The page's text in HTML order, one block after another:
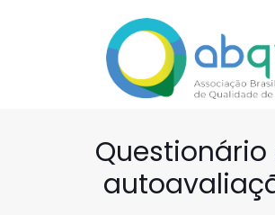
Questionário